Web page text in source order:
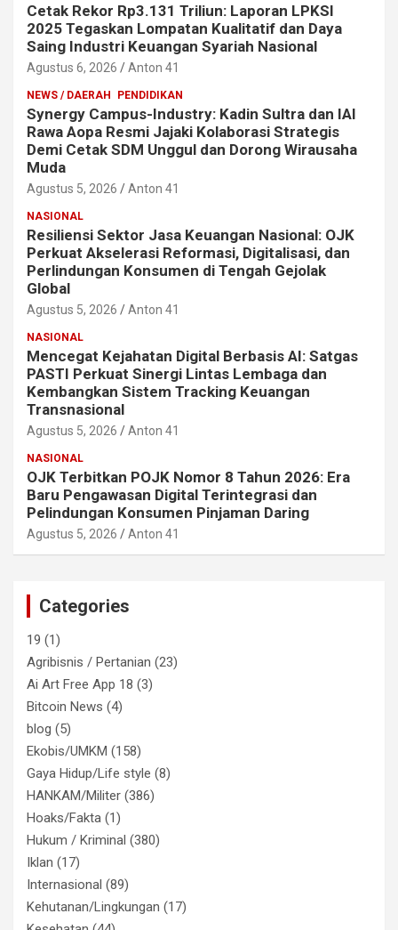
Cetak Rekor Rp3.131 Triliun: Laporan LPKSI
2025 Tegaskan Lompatan Kualitatif dan Daya
Saing Industri Keuangan Syariah Nasional
Agustus 6, 2026 Anton 41
NEWS / DAERAH PENDIDIKAN
Synergy Campus-Industry: Kadin Sultra dan IAI
Rawa Aopa Resmi Jajaki Kolaborasi Strategis
Demi Cetak SDM Unggul dan Dorong Wirausaha
Muda
Agustus 5, 2026 Anton 41
NASIONAL
Resiliensi Sektor Jasa Keuangan Nasional: OJK
Perkuat Akselerasi Reformasi, Digitalisasi, dan
Perlindungan Konsumen di Tengah Gejolak
Global
Agustus 5, 2026 Anton 41
NASIONAL
Mencegat Kejahatan Digital Berbasis AI: Satgas
PASTI Perkuat Sinergi Lintas Lembaga dan
Kembangkan Sistem Tracking Keuangan
Transnasional
Agustus 5, 2026 Anton 41
NASIONAL
OJK Terbitkan POJK Nomor 8 Tahun 2026: Era
Baru Pengawasan Digital Terintegrasi dan
Pelindungan Konsumen Pinjaman Daring
Agustus 5, 2026 Anton 41
Categories
19 (1)
Agribisnis / Pertanian (23)
Ai Art Free App 18 (3)
Bitcoin News (4)
blog (5)
Ekobis/UMKM (158)
Gaya Hidup/Life style (8)
HANKAM/Militer (386)
Hoaks/Fakta (1)
Hukum / Kriminal (380)
Iklan (17)
Internasional (89)
Kehutanan/Lingkungan (17)